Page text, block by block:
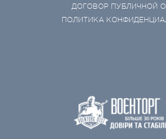
ДОГОВОР ПУБЛИЧНОЙ
ПОЛИТИКА